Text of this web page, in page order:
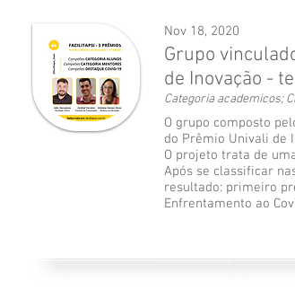
Nov 18, 2020
Grupo
de Inovação -
Categoria academicos;
O grupo composto
do Prêmio Univali de
O projeto trata de
Após se classificar
resultado: primeiro
Enfrentamento ao